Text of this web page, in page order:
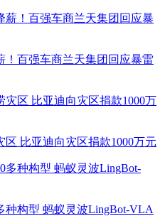
！百强车商兰天集团回应暴雷
比亚迪向灾区捐款1000万元
种构型 蚂蚁灵波LingBot-VLA